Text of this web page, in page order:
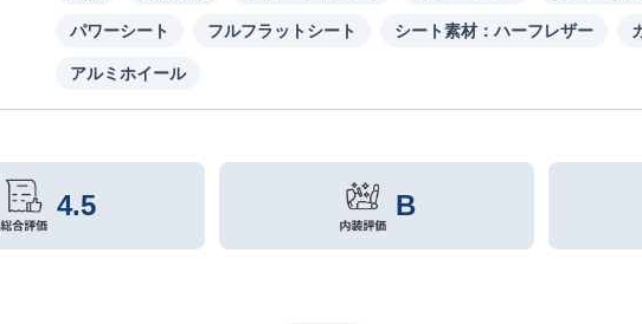
パワーシート フルフラットシート シート素材：ハーフレザー
アルミホイール
4.5 B